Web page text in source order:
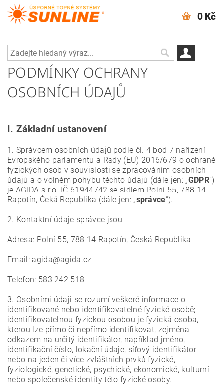
0 Kč
PODMÍNKY OCHRANY
OSOBNÍCH ÚDAJŮ
I. Základní ustanovení
1. Správcem osobních údajů podle čl. 4 bod 7 nařízení
Evropského parlamentu a Rady (EU) 2016/679 o ochraně
fyzických osob v souvislosti se zpracováním osobních
údajů a o volném pohybu těchto údajů (dále jen: „GDPR”)
je AGIDA s.r.o. IČ 61944742 se sídlem Polní 55, 788 14
Rapotín, Čeká Republika (dále jen: „správce“).
2. Kontaktní údaje správce jsou
Adresa: Polní 55, 788 14 Rapotín, Česká Republika
Email: agida@agida.cz
Telefon: 583 242 518
3. Osobními údaji se rozumí veškeré informace o
identifikované nebo identifikovatelné fyzické osobě;
identifikovatelnou fyzickou osobou je fyzická osoba,
kterou lze přímo či nepřímo identifikovat, zejména
odkazem na určitý identifikátor, například jméno,
identifikační číslo, lokační údaje, síťový identifikátor
nebo na jeden či více zvláštních prvků fyzické,
fyziologické, genetické, psychické, ekonomické, kulturní
nebo společenské identity této fyzické osoby.